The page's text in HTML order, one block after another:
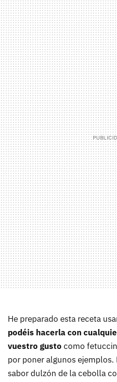
He preparado esta receta
podéis hacerla con
vuestro gusto como
por poner algunos
sabor dulzón de la cebolla